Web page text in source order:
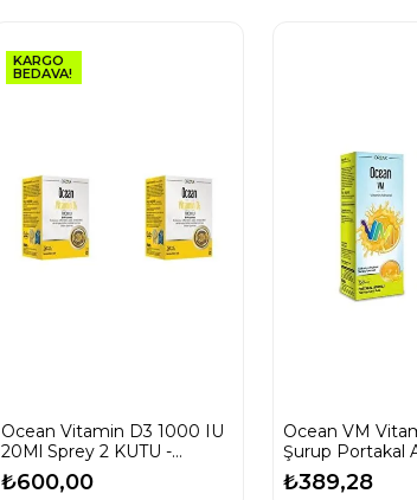
KARGO
BEDAVA!
Ocean Vitamin D3 1000 IU
20Ml Sprey 2 KUTU -
03/2027
₺600,00
Ocean VM
Şurup Portakal
Ml -SKT:10/2027
₺389,28